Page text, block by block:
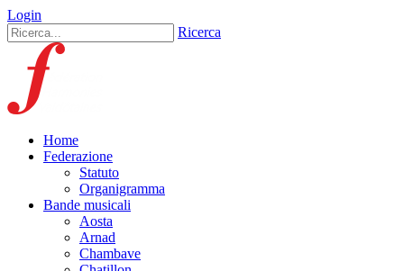
Login
Ricerca
Home
Federazione
Statuto
Organigramma
Bande musicali
Aosta
Arnad
Chambave